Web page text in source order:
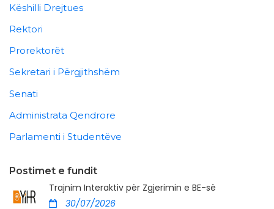
Këshilli Drejtues
Rektori
Prorektorët
Sekretari i Përgjithshëm
Senati
Administrata Qendrore
Parlamenti i Studentëve
Postimet e fundit
Trajnim Interaktiv për Zgjerimin e BE-së
30/07/2026